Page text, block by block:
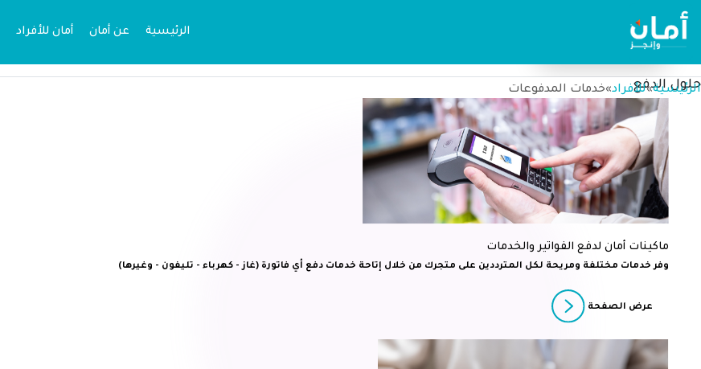
الرئيسية عن أمان أمان للأفراد
الرئيسية»للأفراد»خدمات المدفوعات
أمان للشركات
حلول الدفع
ماكينات أمان لدفع الفواتير والخدمات
وفر خدمات مختلفة ومريحة لكل المترددين على متجرك من خلال إتاحة خدمات دفع أي فاتورة (غاز - كهرباء - تليفون - وغيرها)
عرض الصفحة